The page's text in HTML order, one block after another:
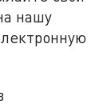
нашу